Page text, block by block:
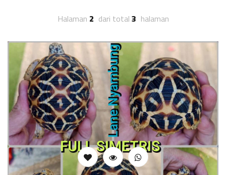
Halaman 2 dari total3 halaman